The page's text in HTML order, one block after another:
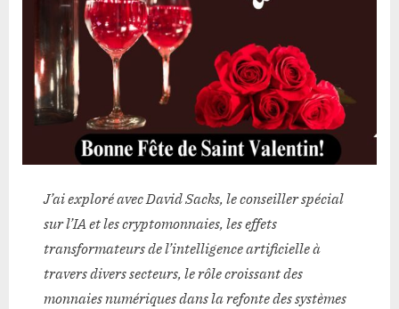
J’ai exploré avec David Sacks, le conseiller spécial
sur l’IA et les cryptomonnaies, les effets
transformateurs de l’intelligence artificielle à
travers divers secteurs, le rôle croissant des
monnaies numériques dans la refonte des systèmes